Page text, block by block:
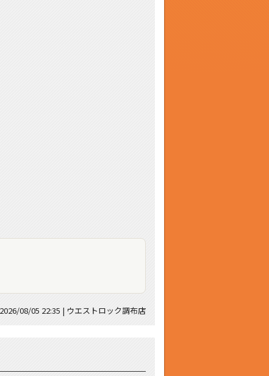
2026/08/05 22:35 | ウエストロック調布店